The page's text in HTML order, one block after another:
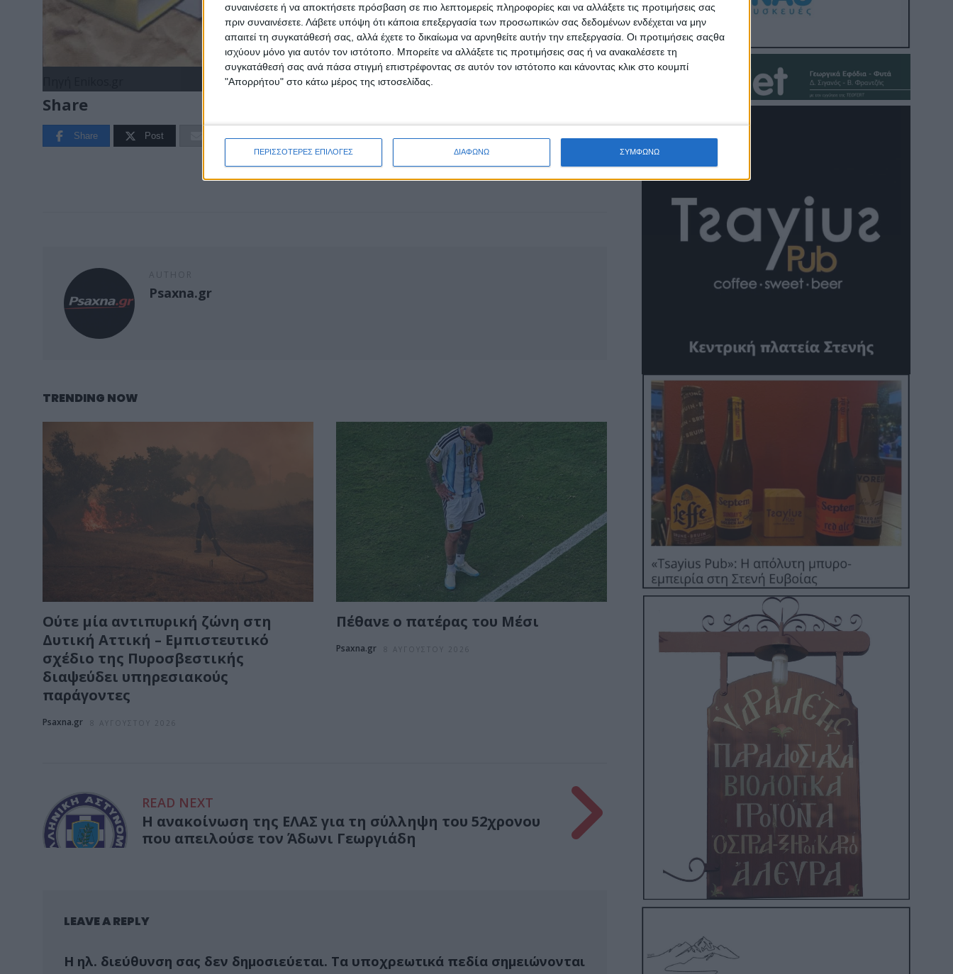
συναινέσετε ή να αποκτήσετε πρόσβαση σε πιο λεπτομερείς πληροφορίες και να αλλάξετε τις προτιμήσεις σας
πριν συναινέσετε. Λάβετε υπόψη ότι κάποια επεξεργασία των προσωπικών σας δεδομένων ενδέχεται να μην
απαιτεί τη συγκατάθεσή σας, αλλά έχετε το δικαίωμα να αρνηθείτε αυτήν την επεξεργασία. Οι προτιμήσεις σαςθα
ισχύουν μόνο για αυτόν τον ιστότοπο. Μπορείτε να αλλάξετε τις προτιμήσεις σας ή να ανακαλέσετε τη
συγκατάθεσή σας ανά πάσα στιγμή επιστρέφοντας σε αυτόν τον ιστότοπο και κάνοντας κλικ στο κουμπί
"Απορρήτου" στο κάτω μέρος της ιστοσελίδας.
ΠΕΡΙΣΣΟΤΕΡΕΣ ΕΠΙΛΟΓΕΣ ΔΙΑΦΩΝΩ ΣΥΜΦΩΝΩ
Share
Share Post
Psaxna.gr
TRENDING NOW
Ούτε μία αντιπυρική ζώνη στη
Δυτική Αττική – Εμπιστευτικό
σχέδιο της Πυροσβεστικής
διαψεύδει υπηρεσιακούς
παράγοντες
Psaxna.gr 8 ΑΥΓΟΎΣΤΟΥ 2026
Πέθανε ο πατέρας του Μέσι
Psaxna.gr 8 ΑΥΓΟΎΣΤΟΥ 2026
READ NEXT
Η ανακοίνωση της ΕΛΑΣ για τη σύλληψη του 52χρονου
που απειλούσε τον Άδωνι Γεωργιάδη
LEAVE A REPLY
Η ηλ. διεύθυνση σας δεν δημοσιεύεται. Τα υποχρεωτικά πεδία σημειώνονται